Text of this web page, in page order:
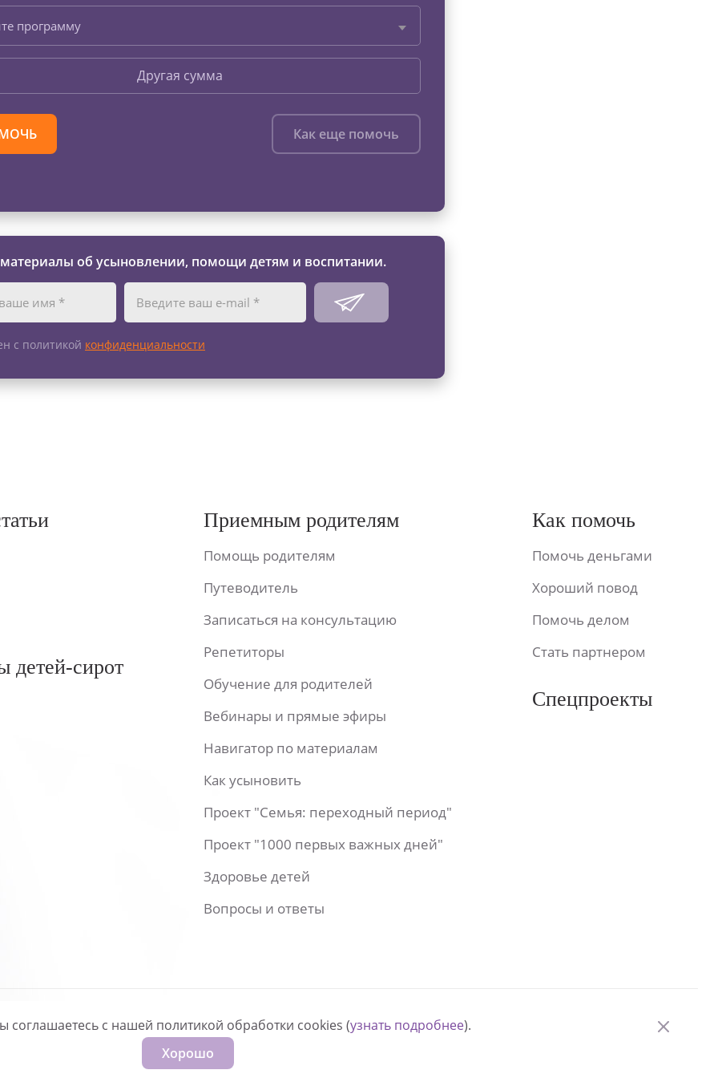
программу
Другая сумма
Как еще помочь
об усыновлении, помощи детям и воспитании.
с политикой конфиденциальности
детей-сирот
Приемным родителям
Помощь родителям
Путеводитель
Записаться на консультацию
Репетиторы
Обучение для родителей
Вебинары и прямые эфиры
Навигатор по материалам
Как усыновить
Проект "Семья: переходный период"
Проект "1000 первых важных дней"
Здоровье детей
Вопросы и ответы
Как помочь
Помочь деньгами
Хороший повод
Помочь делом
Стать партнером
Спецпроекты
соглашаетесь с нашей политикой обработки cookies (узнать подробнее).
Хорошо